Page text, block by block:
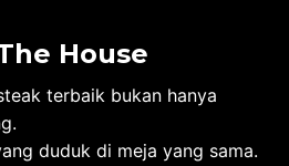
House
terbaik bukan hanya
duduk di meja yang sama.